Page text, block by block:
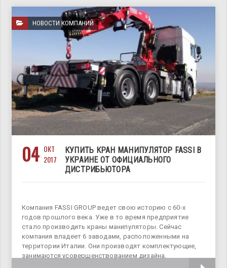
НОВОСТИ КОМПАНИЙ
04 ОКТ
2017
КУПИТЬ КРАН МАНИПУЛЯТОР FASSI В
УКРАИНЕ ОТ ОФИЦИАЛЬНОГО
ДИСТРИБЬЮТОРА
Компания FASSI GROUP ведет свою историю с 60-х
годов прошлого века. Уже в то время предприятие
стало производить краны манипуляторы. Сейчас
компания владеет 6 заводами, расположенными на
территории Италии. Они производят комплектующие,
занимаются усовершенствованием дизайна,